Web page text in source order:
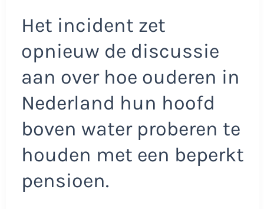
Het incident zet
opnieuw de discussie
aan over hoe ouderen in
Nederland hun hoofd
boven water proberen te
houden met een beperkt
pensioen.